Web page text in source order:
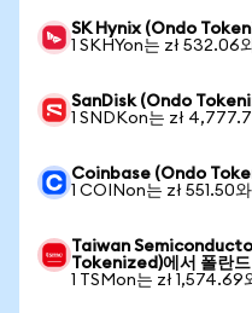
SK Hynix (Ondo
1 SKHYon는 zł 532.06
SanDisk (Ondo
1 SNDKon는 zł
Coinbase (Ondo
1 COINon는 zł 551.50
Taiwan
Tokenized)에서 폴란드
1 TSMon는 zł 1,574.69